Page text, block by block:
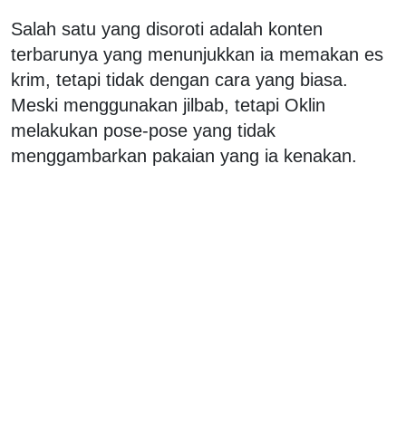
Salah satu yang disoroti adalah konten
terbarunya yang menunjukkan ia memakan es
krim, tetapi tidak dengan cara yang biasa.
Meski menggunakan jilbab, tetapi Oklin
melakukan pose-pose yang tidak
menggambarkan pakaian yang ia kenakan.